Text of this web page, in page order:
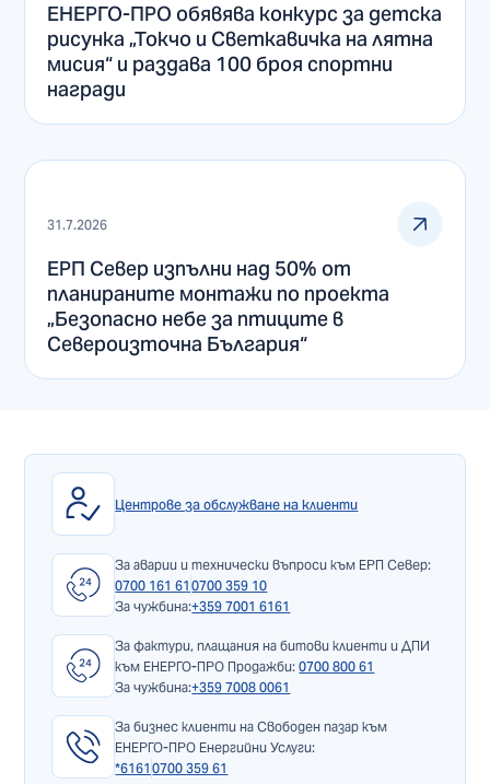
ЕНЕРГО-ПРО обявява конкурс за детска
рисунка „Токчо и Светкавичка на лятна
мисия“ и раздава 100 броя спортни
награди
31.7.2026
ЕРП Север изпълни над 50% от
планираните монтажи по проекта
„Безопасно небе за птиците в
Североизточна България“
Центрове за обслужване на клиенти
За аварии и технически въпроси към ЕРП Север:
0700 161 61 0700 359 10
За чужбина:+359 7001 6161
За фактури, плащания на битови клиенти и ДПИ
към ЕНЕРГО-ПРО Продажби:0700 800 61
За чужбина:+359 7008 0061
За бизнес клиенти на Свободен пазар към
ЕНЕРГО-ПРО Енергийни Услуги:
*6161 0700 359 61